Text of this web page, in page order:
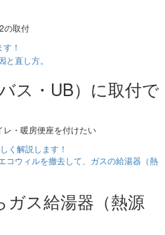
の取付
！
ス・UB）に取付で
・暖房便座を付けたい
く解説します！
ス給湯器（熱源